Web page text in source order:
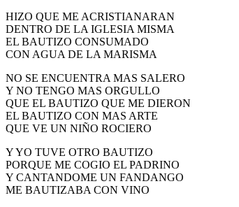
HIZO QUE ME ACRISTIANARAN
DENTRO DE LA IGLESIA MISMA
EL BAUTIZO CONSUMADO
CON AGUA DE LA MARISMA
NO SE ENCUENTRA MAS SALERO
Y NO TENGO MAS ORGULLO
QUE EL BAUTIZO QUE ME DIERON
EL BAUTIZO CON MAS ARTE
QUE VE UN NIÑO ROCIERO
Y YO TUVE OTRO BAUTIZO
PORQUE ME COGIO EL PADRINO
Y CANTANDOME UN FANDANGO
ME BAUTIZABA CON VINO